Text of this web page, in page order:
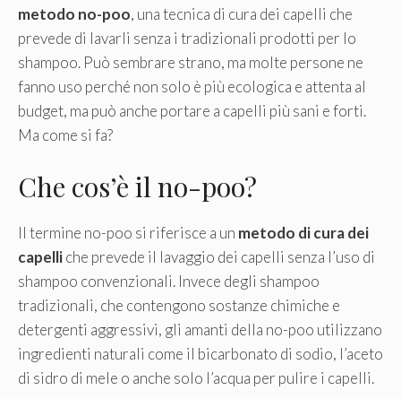
metodo no-poo, una tecnica di cura dei capelli che
prevede di lavarli senza i tradizionali prodotti per lo
shampoo. Può sembrare strano, ma molte persone ne
fanno uso perché non solo è più ecologica e attenta al
budget, ma può anche portare a capelli più sani e forti.
Ma come si fa?
Che cos’è il no-poo?
Il termine no-poo si riferisce a un metodo di cura dei
capelliche prevede il lavaggio dei capelli senza l’uso di
shampoo convenzionali. Invece degli shampoo
tradizionali, che contengono sostanze chimiche e
detergenti aggressivi, gli amanti della no-poo utilizzano
ingredienti naturali come il bicarbonato di sodio, l’aceto
di sidro di mele o anche solo l’acqua per pulire i capelli.